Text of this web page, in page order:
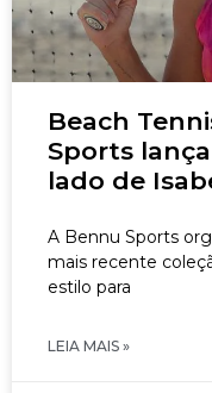
Beach
Sports
lado de
A Bennu Sports
mais recente
estilo para
LEIA MAIS »